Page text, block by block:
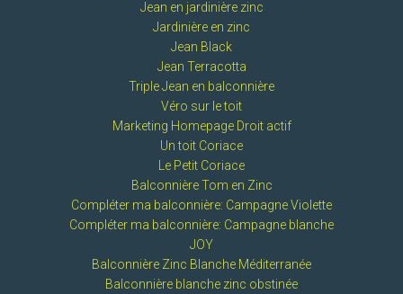
Jean en jardinière zinc
Jardinière en zinc
Jean Black
Jean Terracotta
Triple Jean en balconnière
Véro sur le toit
Marketing Homepage Droit actif
Un toit Coriace
Le Petit Coriace
Balconnière Tom en Zinc
Compléter ma balconnière: Campagne Violette
Compléter ma balconnière: Campagne blanche
JOY
Balconnière Zinc Blanche Méditerranée
Balconnière blanche zinc obstinée